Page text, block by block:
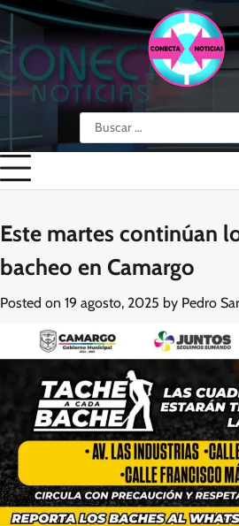
Skip
content
Buscar:
Este martes continúan
bacheo en Camargo
Posted on 19 agosto, 2025 by Pedro